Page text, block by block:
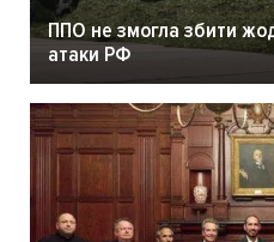
ППО не змогла збити
атаки РФ